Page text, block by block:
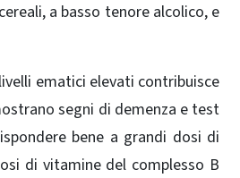
a basso tenore alcolico, e
ematici elevati contribuisce
segni di demenza e test
bene a grandi dosi di
di vitamine del complesso B